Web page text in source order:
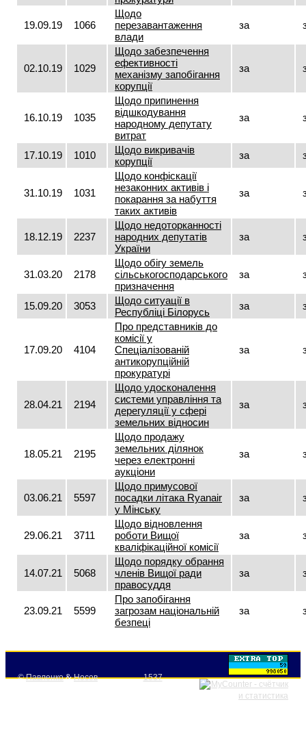
19.09.19 1066
Щодо
перезавантаження
влади
за
02.10.19 1029
Щодо забезпечення
ефективності
механізму запобігання
корупції
за
16.10.19 1035
Щодо припинення
відшкодування
народному депутату
витрат
за
17.10.19 1010
Щодо викривачів
корупції
за
31.10.19 1031
Щодо конфіскації
незаконних активів і
покарання за набуття
таких активів
за
18.12.19 2237
Щодо недоторканності
народних депутатів
України
за
31.03.20 2178
Щодо обігу земель
сільськогосподарського
призначення
за
15.09.20 3053
Щодо ситуації в
Республіці Білорусь
за
17.09.20 4104
Про представників до
комісії у
Спеціалізованій
антикорупційній
прокуратурі
за
28.04.21 2194
Щодо удосконалення
системи управління та
дерегуляції у сфері
земельних відносин
за
18.05.21 2195
Щодо продажу
земельних ділянок
через електронні
аукціони
за
03.06.21 5597
Щодо примусової
посадки літака Ryаnair
у Мінську
за
29.06.21 3711
Щодо відновлення
роботи Вищої
кваліфікаційної комісії
за
14.07.21 5068
Щодо порядку обрання
членів Вищої ради
правосуддя
за
23.09.21 5599
Про запобігання
загрозам національній
безпеці
за
©Павленко&Носов 1537